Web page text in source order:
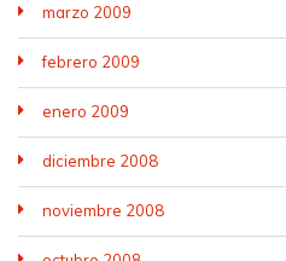
marzo 2009
febrero 2009
enero 2009
diciembre 2008
noviembre 2008